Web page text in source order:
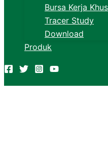
Bursa Kerja
Tracer Study
Download
Produk